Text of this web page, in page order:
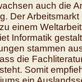
auch die
Der
einem
Informatik
stammen
die
Somit